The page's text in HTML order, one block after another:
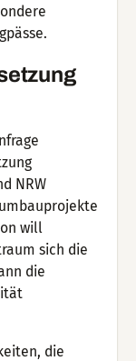
NRW
will
sich die
die
die